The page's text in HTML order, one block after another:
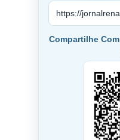
Compartilhe